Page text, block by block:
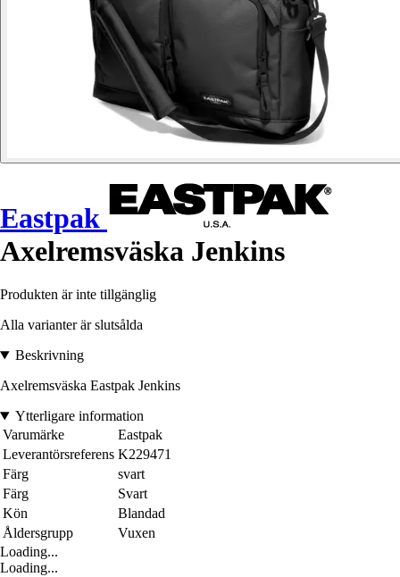
Eastpak
Axelremsväska Jenkins
Produkten är inte tillgänglig
Alla varianter är slutsålda
Beskrivning
Axelremsväska Eastpak Jenkins
Ytterligare information
Varumärke
Eastpak
Leverantörsreferens K229471
Färg
svart
Färg
Svart
Kön
Blandad
Åldersgrupp
Vuxen
Loading...
Loading...